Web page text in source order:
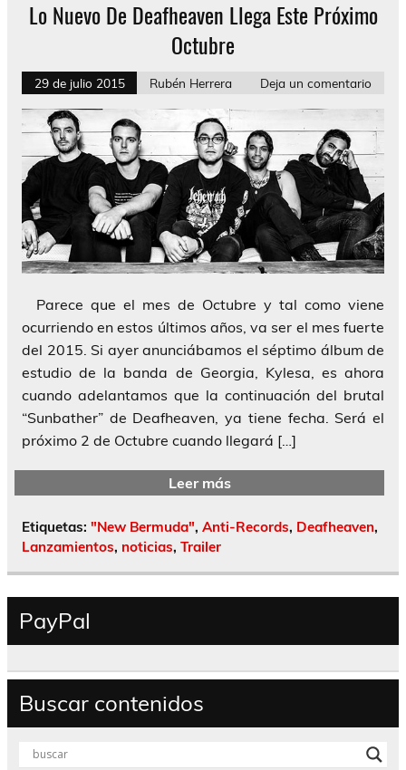
Lo Nuevo De Deafheaven Llega Este Próximo
Octubre
29 de julio 2015 Rubén Herrera Deja un comentario
Parece que el mes de Octubre y tal como viene
ocurriendo en estos últimos años, va ser el mes fuerte
del 2015. Si ayer anunciábamos el séptimo álbum de
estudio de la banda de Georgia, Kylesa, es ahora
cuando adelantamos que la continuación del brutal
“Sunbather” de Deafheaven, ya tiene fecha. Será el
próximo 2 de Octubre cuando llegará […]
Leer más
Etiquetas: "New Bermuda", Anti-Records, Deafheaven,
Lanzamientos, noticias, Trailer
PayPal
Buscar contenidos